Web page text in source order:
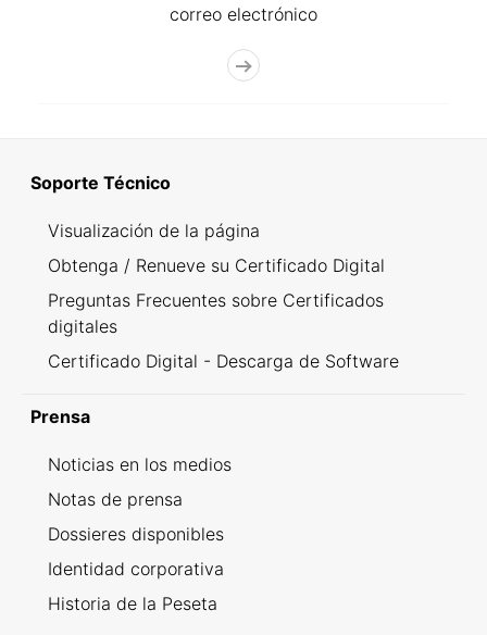
correo electrónico
Soporte Técnico
Visualización de la página
Obtenga / Renueve su Certificado Digital
Preguntas Frecuentes sobre Certificados
digitales
Certificado Digital - Descarga de Software
Prensa
Noticias en los medios
Notas de prensa
Dossieres disponibles
Identidad corporativa
Historia de la Peseta